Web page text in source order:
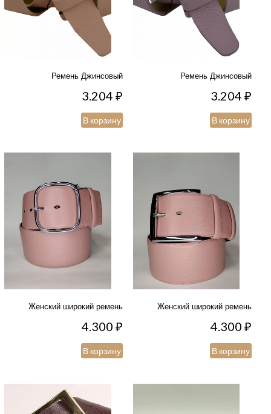
Ремень Джинсовый
3.204₽
В корзину
Ремень Джинсовый
3.204₽
В корзину
Женский широкий ремень
4.300₽
В корзину
Женский широкий ремень
4.300₽
В корзину